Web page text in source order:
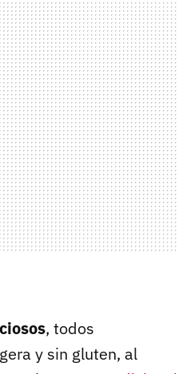
, todos
y sin gluten, al